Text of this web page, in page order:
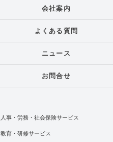
会社案内
よくある質問
ニュース
お問合せ
人事・労務・社会保険サービス
教育・研修サービス